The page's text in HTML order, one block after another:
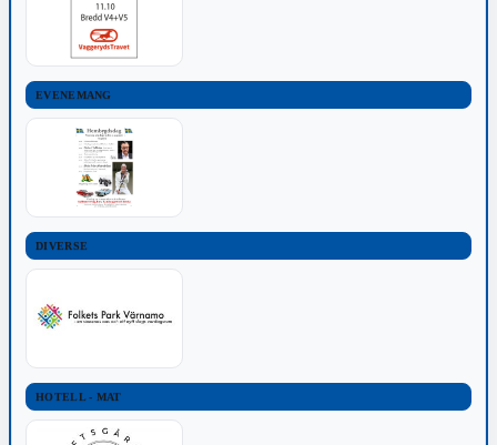
EVENEMANG
DIVERSE
HOTELL - MAT